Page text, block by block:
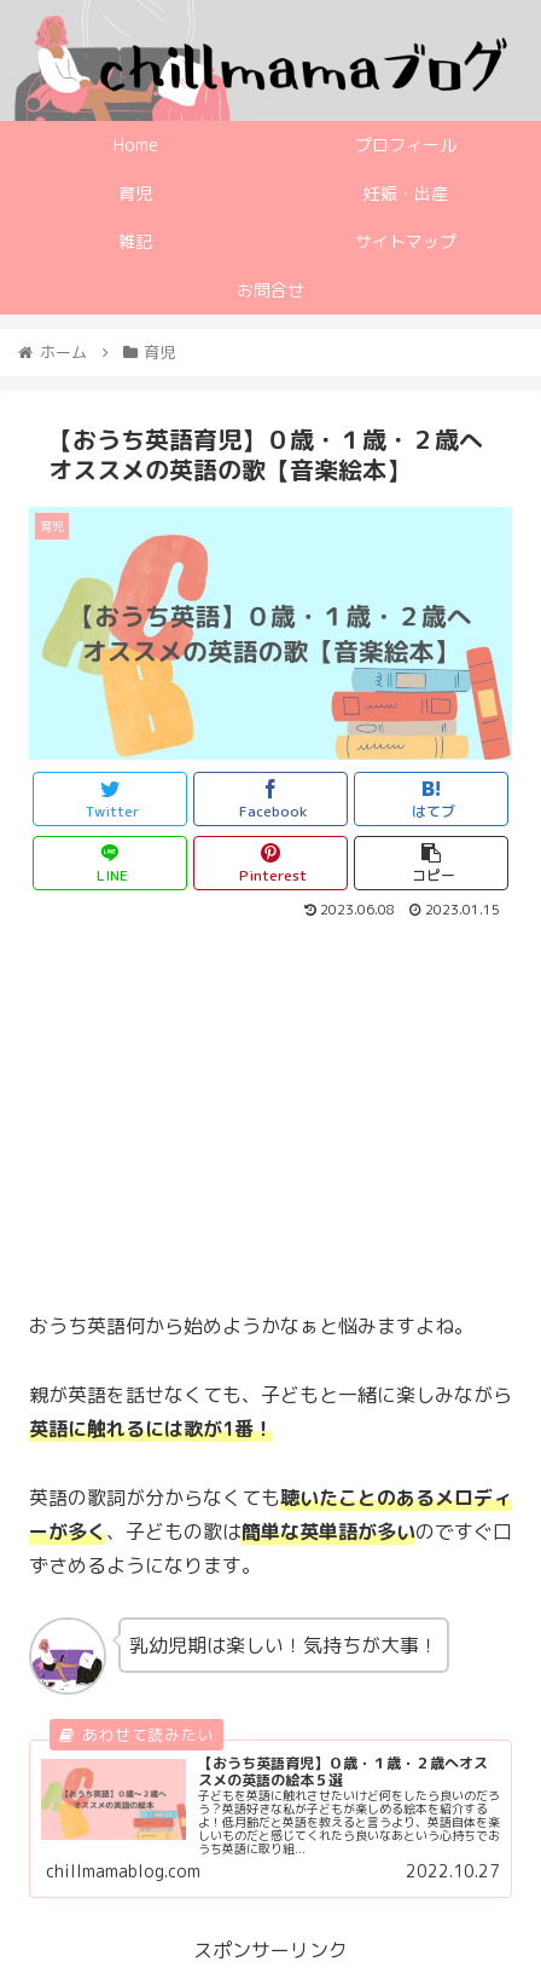
Home プロフィール
育児 妊娠・出産
雑記 サイトマップ
お問合せ
ホーム 育児
【おうち英語育児】０歳・１歳・２歳へ
オススメの英語の歌【音楽絵本】
育児
Twitter Facebook はてブ
LINE Pinterest コピー
2023.06.08 2023.01.15
おうち英語何から始めようかなぁと悩みますよね。
親が英語を話せなくても、子どもと一緒に楽しみながら
英語に触れるには歌が1番！
英語の歌詞が分からなくても聴いたことのあるメロディ
ーが多く、子どもの歌は簡単な英単語が多いのですぐ口
ずさめるようになります。
乳幼児期は楽しい！気持ちが大事！
【おうち英語育児】０歳・１歳・２歳へオス
スメの英語の絵本５選
子どもを英語に触れさせたいけど何をしたら良いのだろ
う？英語好きな私が子どもが楽しめる絵本を紹介する
よ！低月齢だと英語を教えると言うより、英語自体を楽
しいものだと感じてくれたら良いなあという心持ちでお
うち英語に取り組...
chillmamablog.com 2022.10.27
スポンサーリンク